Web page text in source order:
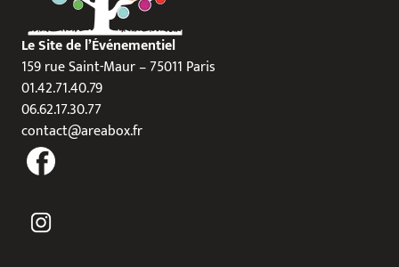
Le Site de l’Événementiel
159 rue Saint-Maur – 75011 Paris
01.42.71.40.79
06.62.17.30.77
contact@areabox.fr